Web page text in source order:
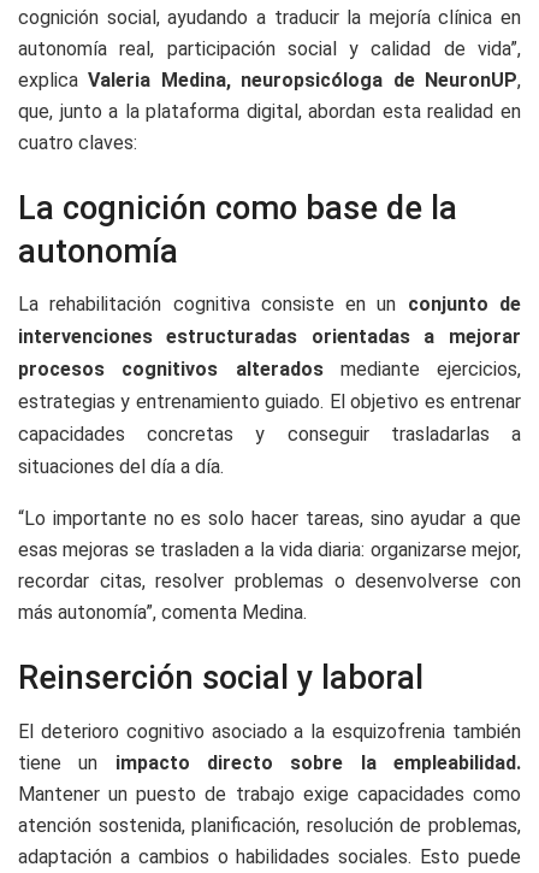
cognición social, ayudando a traducir la mejoría clínica en
autonomía real, participación social y calidad de vida”,
explicaValeria Medina, neuropsicóloga de NeuronUP,
que, junto a la plataforma digital, abordan esta realidad en
cuatro claves:
La cognición como base de la
autonomía
La rehabilitación cognitiva consiste en un conjunto de
intervenciones estructuradas orientadas
a mejorar
procesos cognitivos alterados mediante ejercicios,
estrategias y entrenamiento guiado. El objetivo es entrenar
capacidades concretas y conseguir trasladarlas a
situaciones del día a día.
“Lo importante no es solo hacer tareas, sino ayudar a que
esas mejoras se trasladen a la vida diaria: organizarse mejor,
recordar citas, resolver problemas o desenvolverse con
más autonomía”, comenta Medina.
Reinserción social y laboral
El deterioro cognitivo asociado a la esquizofrenia también
tiene un impacto directo sobre la empleabilidad.
Mantener un puesto de trabajo exige capacidades como
atención sostenida, planificación, resolución de problemas,
adaptación a cambios o habilidades sociales. Esto puede